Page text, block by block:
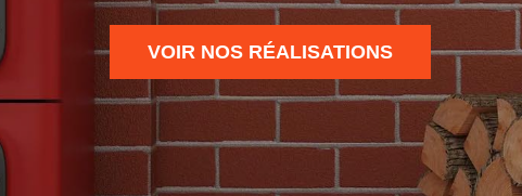
VOIR NOS RÉALISATIONS